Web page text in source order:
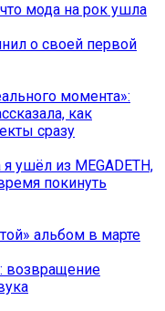
мода на рок ушла
о своей первой
момента»:
как
сразу
ушёл из MEGADETH,
покинуть
альбом в марте
возвращение